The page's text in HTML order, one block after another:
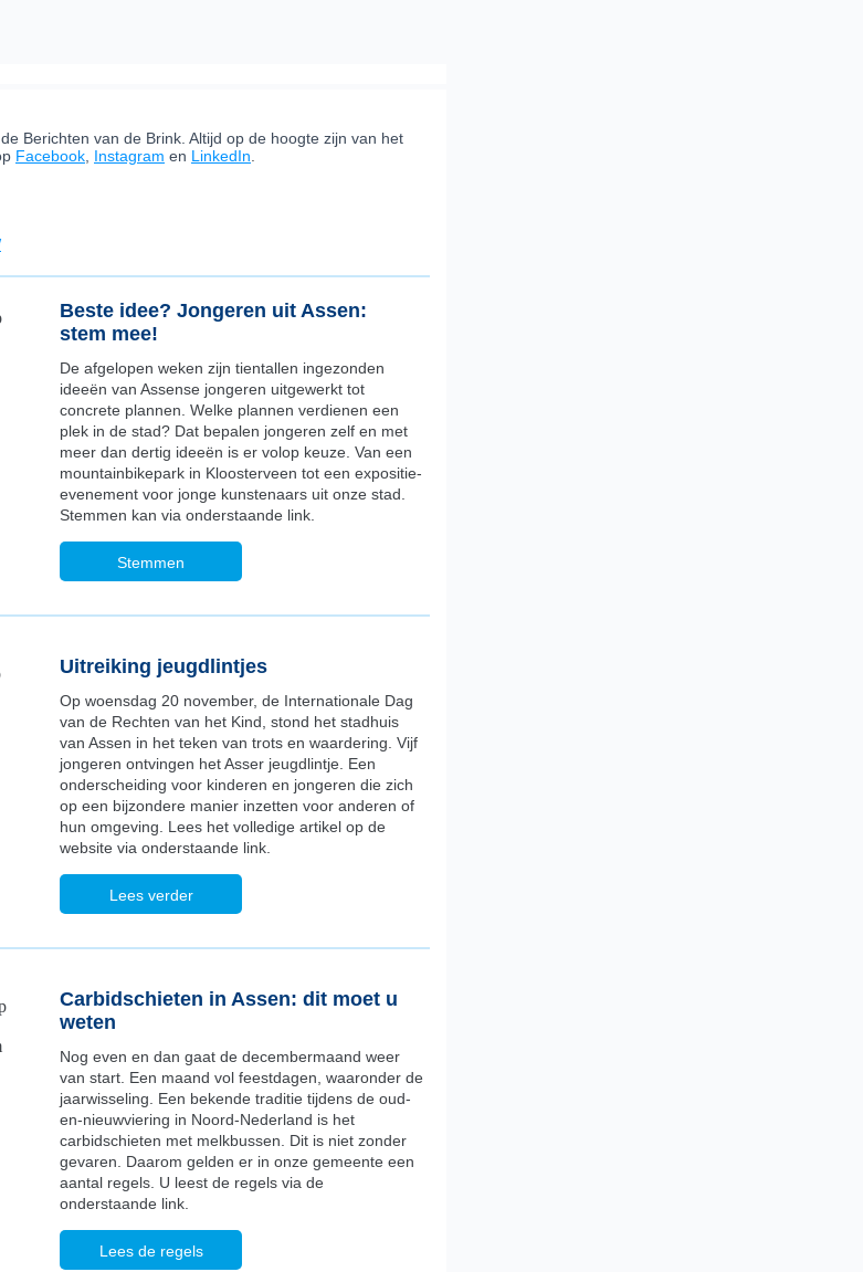
Berichten van de Brink. Altijd op de hoogte zijn van het
Facebook Instagram en LinkedIn
Beste idee? Jongeren uit Assen:
stem mee!
De afgelopen weken zijn tientallen ingezonden
ideeën van Assense jongeren uitgewerkt tot
concrete plannen. Welke plannen verdienen een
plek in de stad? Dat bepalen jongeren zelf en met
meer dan dertig ideeën is er volop keuze. Van een
mountainbikepark in Kloosterveen tot een expositie-
evenement voor jonge kunstenaars uit onze stad.
Stemmen kan via onderstaande link.
Stemmen
Uitreiking jeugdlintjes
Op woensdag 20 november, de Internationale Dag
van de Rechten van het Kind, stond het stadhuis
van Assen in het teken van trots en waardering. Vijf
jongeren ontvingen het Asser jeugdlintje. Een
onderscheiding voor kinderen en jongeren die zich
op een bijzondere manier inzetten voor anderen of
hun omgeving. Lees het volledige artikel op de
website via onderstaande link.
Lees verder
Carbidschieten in Assen: dit moet u
weten
Nog even en dan gaat de decembermaand weer
van start. Een maand vol feestdagen, waaronder de
jaarwisseling. Een bekende traditie tijdens de oud-
en-nieuwviering in Noord-Nederland is het
carbidschieten met melkbussen. Dit is niet zonder
gevaren. Daarom gelden er in onze gemeente een
aantal regels. U leest de regels via de
onderstaande link.
Lees de regels